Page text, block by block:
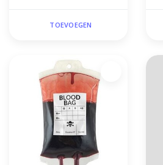
TOEVOEGEN